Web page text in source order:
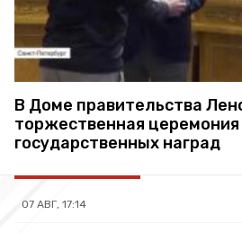
В Доме правительства
торжественная церемония
государственных наград
07 АВГ, 17:14